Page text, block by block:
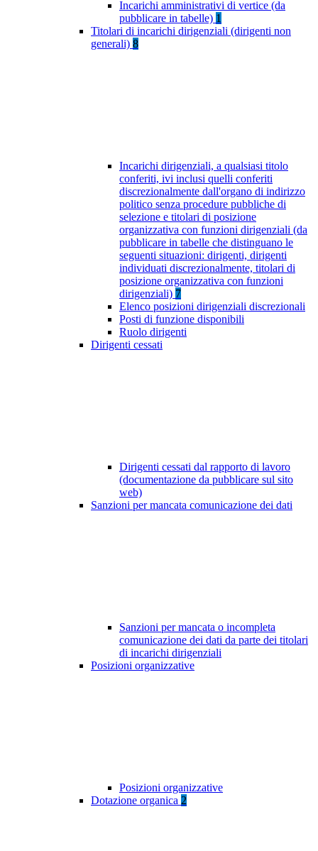
Incarichi amministrativi di vertice (da
pubblicare in tabelle) 1
Titolari di incarichi dirigenziali (dirigenti non
generali) 8
Incarichi dirigenziali, a qualsiasi titolo
conferiti, ivi inclusi quelli conferiti
discrezionalmente dall'organo di indirizzo
politico senza procedure pubbliche di
selezione e titolari di posizione
organizzativa con funzioni dirigenziali (da
pubblicare in tabelle che distinguano le
seguenti situazioni: dirigenti, dirigenti
individuati discrezionalmente, titolari di
posizione organizzativa con funzioni
dirigenziali) 7
Elenco posizioni dirigenziali discrezionali
Posti di funzione disponibili
Ruolo dirigenti
Dirigenti cessati
Dirigenti cessati dal rapporto di lavoro
(documentazione da pubblicare sul sito
web)
Sanzioni per mancata comunicazione dei dati
Sanzioni per mancata o incompleta
comunicazione dei dati da parte dei titolari
di incarichi dirigenziali
Posizioni organizzative
Posizioni organizzative
Dotazione organica 2